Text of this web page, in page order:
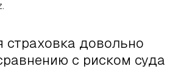
страховка довольно
с риском суда